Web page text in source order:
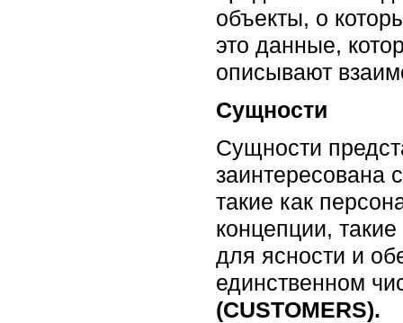
объекты, о
это данные,
описывают
Сущности
Сущности
заинтересована
такие как
концепции,
для ясности и
единственном
(CUSTOMERS).